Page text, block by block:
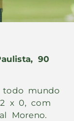
90
todo mundo
x 0, com
Moreno.